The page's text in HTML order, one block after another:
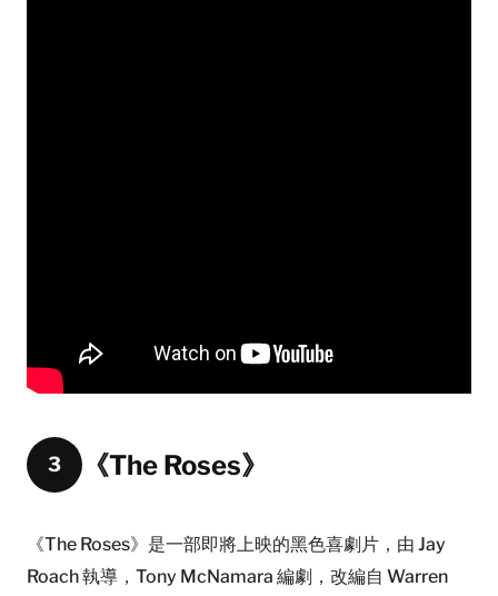
3 《The Roses》
《The Roses》是一部即將上映的黑色喜劇片，由 Jay
Roach 執導，Tony McNamara 編劇，改編自 Warren